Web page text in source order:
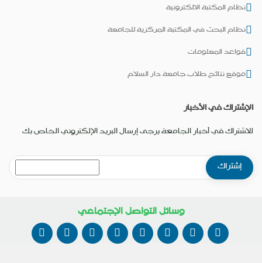
نظام المكتبة الالكترونية
نظام البحث في المكتبة المركزية للجامعة
قواعد المعلومات
موقع نتائج طلاب جامعة دار السلام
الإشتراك في الأخبار
للاشتراك في أخبار الجامعة يرجى إرسال البريد الإلكتروني الخاص بك
وسائل التواصل الإجتماعي